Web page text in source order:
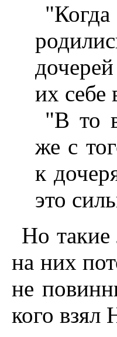
их себе
"В то
же с
к
это
Но
на них
не
кого взял